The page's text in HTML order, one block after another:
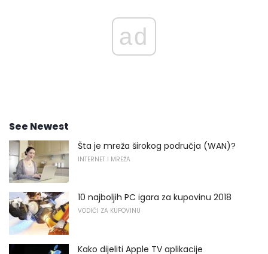
ad
See Newest
Šta je mreža širokog područja (WAN)?
INTERNET I MREŽA
10 najboljih PC igara za kupovinu 2018
VODIČI ZA KUPOVINU
Kako dijeliti Apple TV aplikacije